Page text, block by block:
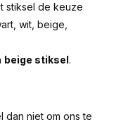
stiksel de keuze
wit, beige,
beige stiksel.
dan niet om ons te